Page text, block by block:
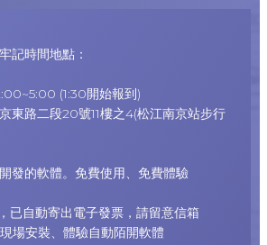
記時間地點：
(1:30開始報到)
東路二段20號11樓之4(松江南京站步行
發的軟體。免費使用、免費體驗
已自動寄出電子發票，請留意信箱
場安裝、體驗自動陌開軟體